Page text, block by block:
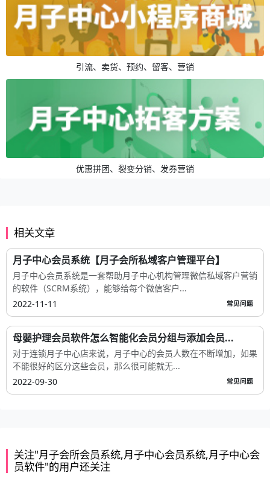
引流、卖货、预约、留客、营销
优惠拼团、裂变分销、发券营销
相关文章
月子中心会员系统【月子会所私域客户管理平台】
月子中心会员系统是一套帮助月子中心机构管理微信私域客户营销
的软件（SCRM系统），能够给每个微信客户...
2022-11-11
常见问题
母婴护理会员软件怎么智能化会员分组与添加会员...
对于连锁月子中心店来说，月子中心的会员人数在不断增加，如果
不能很好的区分这些会员，那么很可能就无...
2022-09-30
常见问题
关注"月子会所会员系统,月子中心会员系统,月子中心会
员软件"的用户还关注